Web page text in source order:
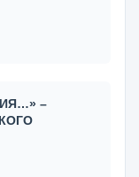
–